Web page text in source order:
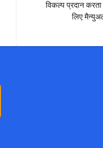
विकल्प प्रदान
लिए